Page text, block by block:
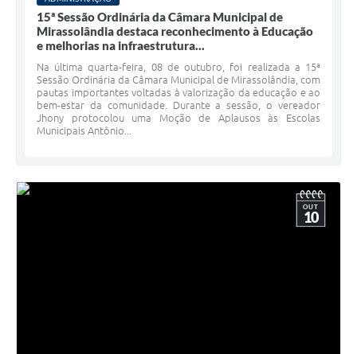
15ª Sessão Ordinária da Câmara Municipal de
Mirassolândia destaca reconhecimento à Educação
e melhorias na infraestrutura...
Na última quarta-feira, 08 de outubro, foi realizada a 15ª
Sessão Ordinária da Câmara Municipal de Mirassolândia, com
pautas importantes voltadas à valorização da educação e ao
bem-estar da comunidade. Durante a sessão, o vereador
Jhony protocolou uma Moção de Aplausos às Escolas
Municipais Antônio...
OUT
10